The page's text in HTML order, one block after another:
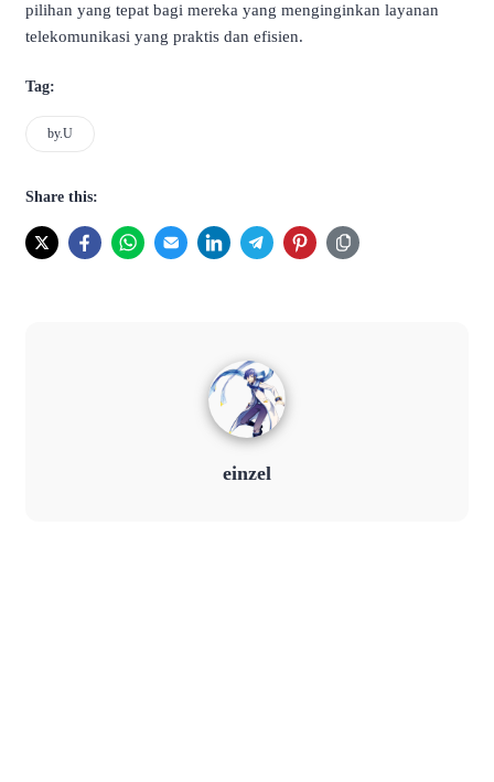
pilihan yang tepat bagi mereka yang menginginkan layanan
telekomunikasi yang praktis dan efisien.
Tag:
by.U
Share this:
einzel